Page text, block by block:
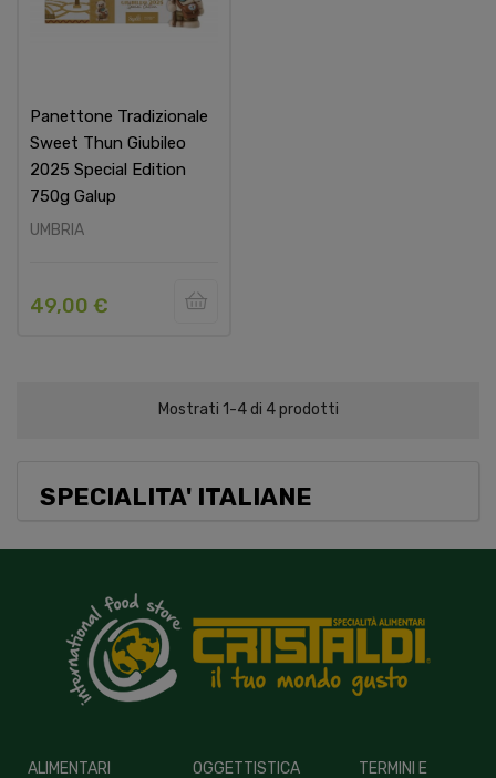
Panettone Tradizionale
Sweet Thun Giubileo
2025 Special Edition
750g Galup
UMBRIA
49,00 €
Mostrati 1-4 di 4 prodotti
SPECIALITA' ITALIANE
ALIMENTARI OGGETTISTICA TERMINI E